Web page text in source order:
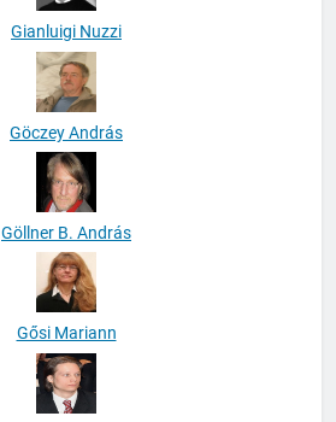
Gianluigi Nuzzi
Göczey András
Göllner B. András
Gősi Mariann